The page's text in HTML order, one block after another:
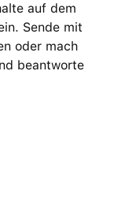
auf dem
Sende mit
oder mach
beantworte